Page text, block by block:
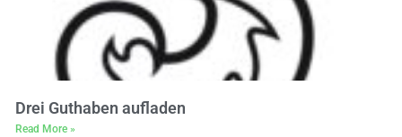
Drei Guthaben aufladen
Read More »